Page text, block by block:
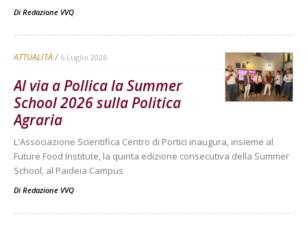
Di Redazione VVQ
ATTUALITÀ 6 Luglio 2026
Al via a Pollica la Summer
School 2026 sulla Politica
Agraria
L'Associazione Scientifica Centro di Portici inaugura, insieme al
Future Food Institute, la quinta edizione consecutiva della Summer
School, al Paideia Campus
Di Redazione VVQ